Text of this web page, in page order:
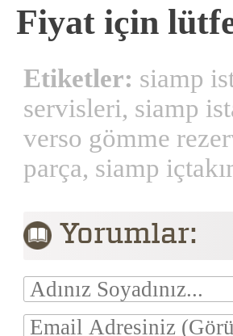
Fiyat için
Etiketler: siamp
servisleri, siamp
verso gömme
parça, siamp
Yorumlar: